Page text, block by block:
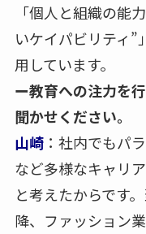
「個人と組織の能
いケイパビリティ
用しています。
ー教育への注力を
聞かせください。
山崎：社内でもパ
など多様なキャリ
と考えたからです
降、ファッション